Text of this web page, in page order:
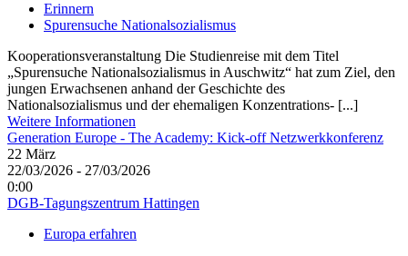
Erinnern
Spurensuche Nationalsozialismus
Kooperationsveranstaltung Die Studienreise mit dem Titel
„Spurensuche Nationalsozialismus in Auschwitz“ hat zum Ziel, den
jungen Erwachsenen anhand der Geschichte des
Nationalsozialismus und der ehemaligen Konzentrations- [...]
Weitere Informationen
Generation Europe - The Academy: Kick-off Netzwerkkonferenz
22 März
22/03/2026 - 27/03/2026
0:00
DGB-Tagungszentrum Hattingen
Europa erfahren